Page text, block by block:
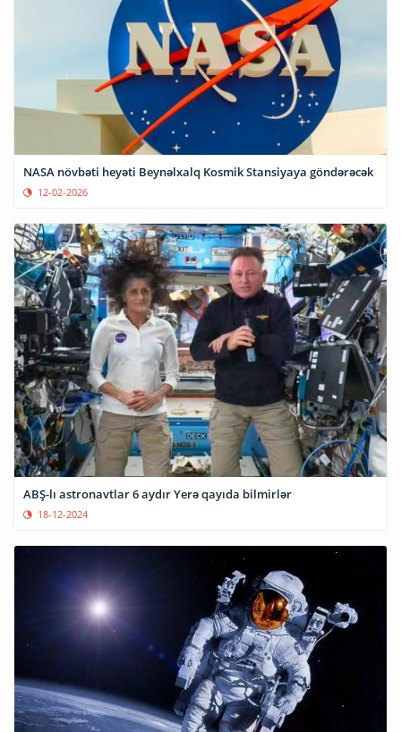
NASA növbəti heyəti Beynəlxalq Kosmik Stansiyaya göndərəcək
12-02-2026
ABŞ-lı astronavtlar 6 aydır Yerə qayıda bilmirlər
18-12-2024